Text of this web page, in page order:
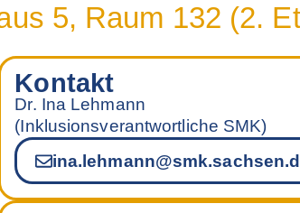
5, Raum 132 (2.
Kontakt
Dr. Ina Lehmann
(Inklusionsverantwortliche SMK)